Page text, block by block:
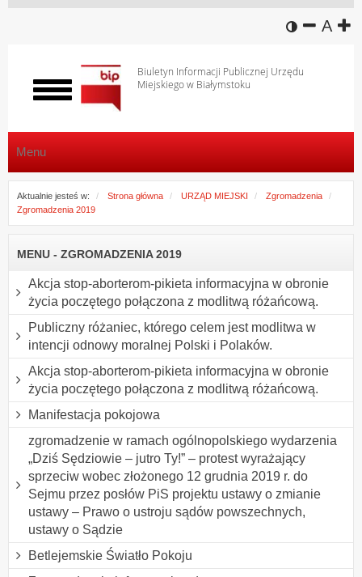
wersja
A
Biuletyn Informacji Publicznej Urzędu
Miejskiego w Białymstoku
Włącz
menu
Menu
Aktualnie jesteś w: Strona główna URZĄD MIEJSKI
Zgromadzenia
Zgromadzenia 2019
MENU - ZGROMADZENIA 2019
Akcja stop-aborterom-pikieta informacyjna w obronie
życia poczętego połączona z modlitwą różańcową.
Publiczny różaniec, którego celem jest modlitwa w
intencji odnowy moralnej Polski i Polaków.
Akcja stop-aborterom-pikieta informacyjna w obronie
życia poczętego połączona z modlitwą różańcową.
Manifestacja pokojowa
zgromadzenie w ramach ogólnopolskiego wydarzenia
„Dziś Sędziowie – jutro Ty!” – protest wyrażający
sprzeciw wobec złożonego 12 grudnia 2019 r. do
Sejmu przez posłów PiS projektu ustawy o zmianie
ustawy – Prawo o ustroju sądów powszechnych,
ustawy o Sądzie
Betlejemskie Światło Pokoju